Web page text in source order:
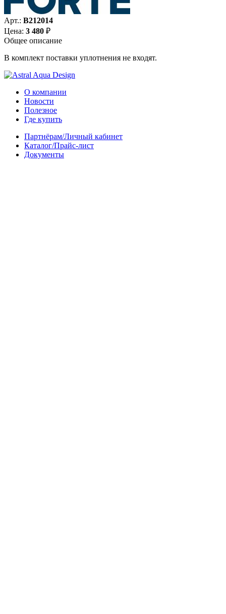
Арт.: B212014
Цена: 3 480 ₽
Общее описание
В комплект поставки уплотнения не входят.
О компании
Новости
Полезное
Где купить
Партнёрам/Личный кабинет
Каталог/Прайс-лист
Документы